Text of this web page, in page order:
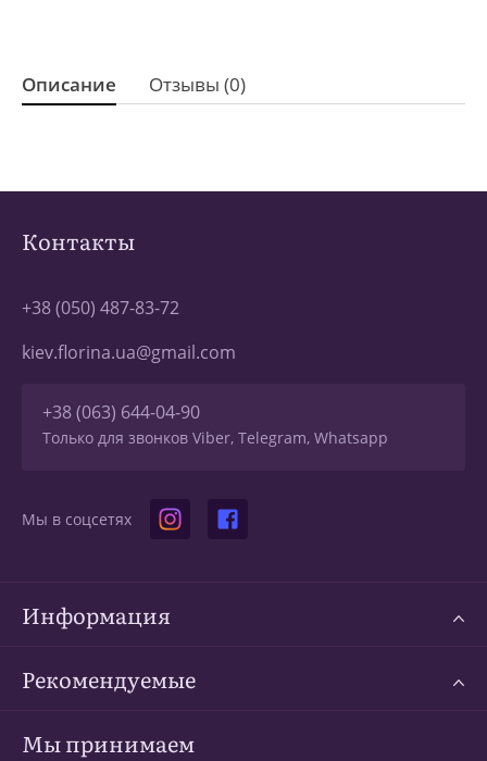
Описание Отзывы (0)
Контакты
+38 (050) 487-83-72
kiev.florina.ua@gmail.com
+38 (063) 644-04-90
Только для звонков Viber, Telegram, Whatsapp
Мы в соцсетях
Информация
Рекомендуемые
Мы принимаем